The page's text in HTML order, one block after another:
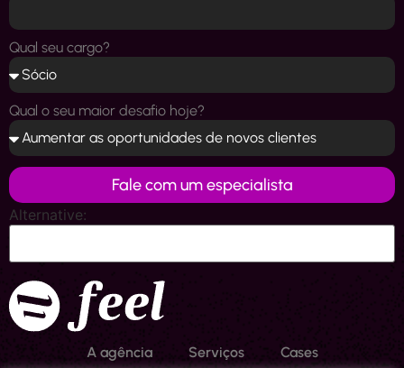
Qual seu cargo?
Qual o seu maior desafio hoje?
Fale com um especialista
Alternative:
A agência Serviços Cases